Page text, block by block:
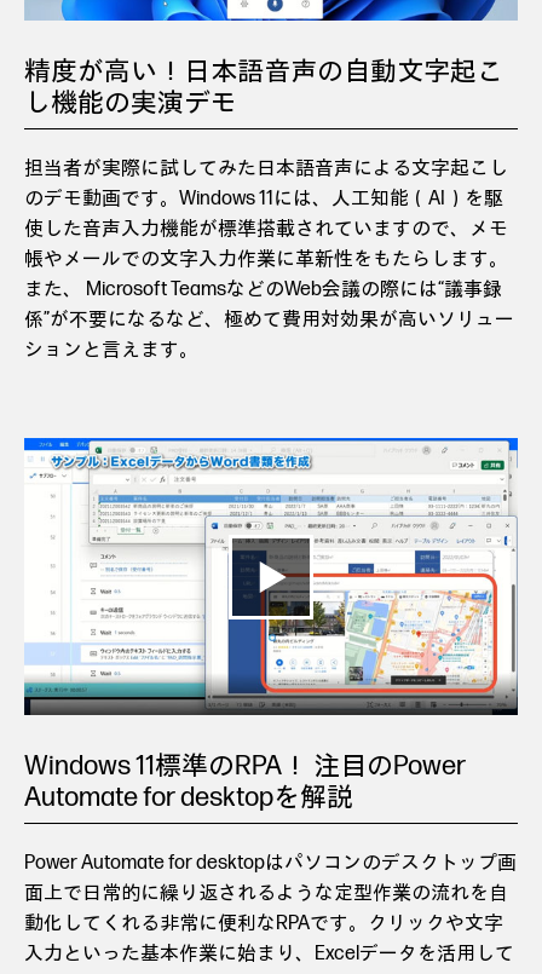
精度が高い！日本語音声の自動文字起こ
し機能の実演デモ
担当者が実際に試してみた日本語音声による文字起こし
のデモ動画です。Windows 11には、人工知能（AI）を駆
使した音声入力機能が標準搭載されていますので、メモ
帳やメールでの文字入力作業に革新性をもたらします。
また、 Microsoft TeamsなどのWeb会議の際には“議事録
係”が不要になるなど、極めて費用対効果が高いソリュー
ションと言えます。
Windows 11標準のRPA！ 注目のPower
Automate for desktopを解説
Power Automate for desktopはパソコンのデスクトップ画
面上で日常的に繰り返されるような定型作業の流れを自
動化してくれる非常に便利なRPAです。クリックや文字
入力といった基本作業に始まり、Excelデータを活用して